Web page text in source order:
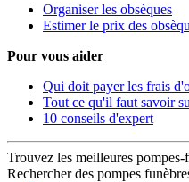
Organiser les obsèques
Estimer le prix des
Pour vous aider
Qui doit payer les frais
Tout ce qu'il faut savoir
10 conseils d'expert
Trouvez les meilleures
Rechercher des pompes